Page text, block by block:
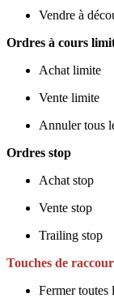
Vendre à
Ordres à cours
Achat limite
Vente limite
Annuler tous
Ordres stop
Achat stop
Vente stop
Trailing stop
Touches de
Fermer toutes